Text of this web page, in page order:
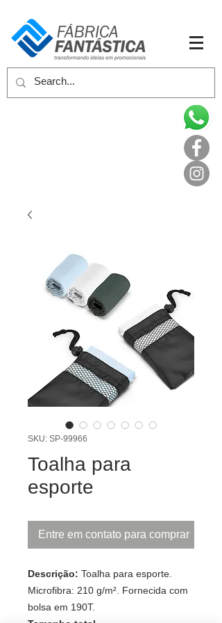
SKU: SP-99966
Toalha para
esporte
Entre em contato para comprar
Descrição: Toalha para esporte.
Microfibra: 210 g/m². Fornecida com
bolsa em 190T.